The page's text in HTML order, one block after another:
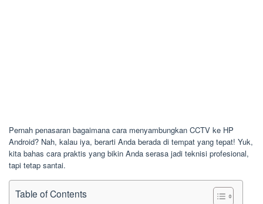
Pernah penasaran bagaimana cara menyambungkan CCTV ke HP
Android? Nah, kalau iya, berarti Anda berada di tempat yang tepat! Yuk,
kita bahas cara praktis yang bikin Anda serasa jadi teknisi profesional,
tapi tetap santai.
Table of Contents